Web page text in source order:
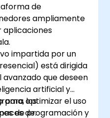
de
ampliamente
aplicaciones
impartida por un
está dirigida
que deseen
artificial y
para optimizar el uso
de programación y
los
de: